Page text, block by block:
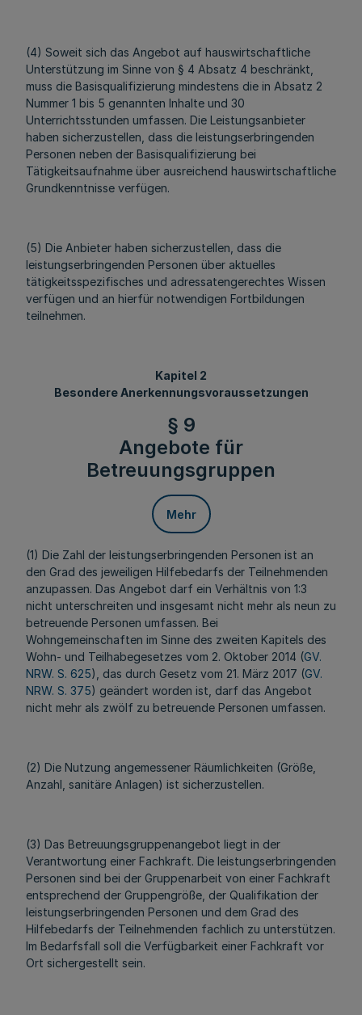
(4) Soweit sich das Angebot auf hauswirtschaftliche
Unterstützung im Sinne von § 4 Absatz 4 beschränkt,
muss die Basisqualifizierung mindestens die in Absatz 2
Nummer 1 bis 5 genannten Inhalte und 30
Unterrichtsstunden umfassen. Die Leistungsanbieter
haben sicherzustellen, dass die leistungserbringenden
Personen neben der Basisqualifizierung bei
Tätigkeitsaufnahme über ausreichend hauswirtschaftliche
Grundkenntnisse verfügen.
(5) Die Anbieter haben sicherzustellen, dass die
leistungserbringenden Personen über aktuelles
tätigkeitsspezifisches und adressatengerechtes Wissen
verfügen und an hierfür notwendigen Fortbildungen
teilnehmen.
Kapitel 2
Besondere Anerkennungsvoraussetzungen
§ 9
Angebote für
Betreuungsgruppen
Mehr
(1) Die Zahl der leistungserbringenden Personen ist an
den Grad des jeweiligen Hilfebedarfs der Teilnehmenden
anzupassen. Das Angebot darf ein Verhältnis von 1:3
nicht unterschreiten und insgesamt nicht mehr als neun zu
betreuende Personen umfassen. Bei
Wohngemeinschaften im Sinne des zweiten Kapitels des
Wohn- und Teilhabegesetzes vom 2. Oktober 2014 (GV.
NRW. S. 625), das durch Gesetz vom 21. März 2017 (GV.
NRW. S. 375) geändert worden ist, darf das Angebot
nicht mehr als zwölf zu betreuende Personen umfassen.
(2) Die Nutzung angemessener Räumlichkeiten (Größe,
Anzahl, sanitäre Anlagen) ist sicherzustellen.
(3) Das Betreuungsgruppenangebot liegt in der
Verantwortung einer Fachkraft. Die leistungserbringenden
Personen sind bei der Gruppenarbeit von einer Fachkraft
entsprechend der Gruppengröße, der Qualifikation der
leistungserbringenden Personen und dem Grad des
Hilfebedarfs der Teilnehmenden fachlich zu unterstützen.
Im Bedarfsfall soll die Verfügbarkeit einer Fachkraft vor
Ort sichergestellt sein.